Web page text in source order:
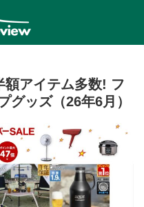
額アイテム多数! フ
グッズ（26年6月）